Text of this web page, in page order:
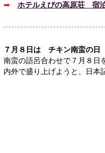
➡
ホテルえびの高原荘 宿
７月８日は チキン南蛮の日
南蛮の語呂合わせで７月８日
内外で盛り上げようと、日本